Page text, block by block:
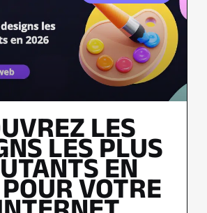
LES
LES PLUS
EN
VOTRE